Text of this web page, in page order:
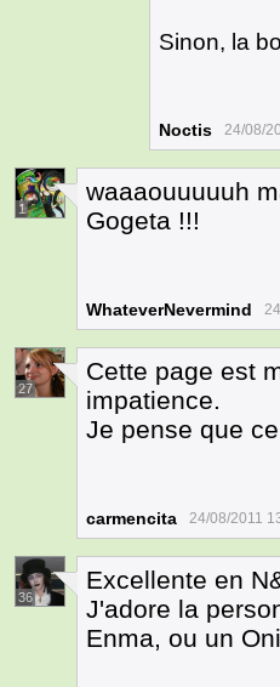
Sinon, la
Noctis 24/08/
1
waaaouuuuuh
Gogeta !!!
WhateverNevermind
27
Cette page est
impatience.
Je pense que
carmencita 24/08/2011
36
Excellente en
J'adore la
Enma, ou un